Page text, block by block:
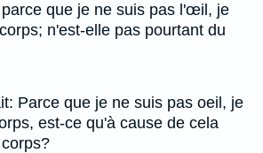
que je ne suis pas l'œil, je
n'est-elle pas pourtant du
Parce que je ne suis pas oeil, je
est-ce qu'à cause de cela